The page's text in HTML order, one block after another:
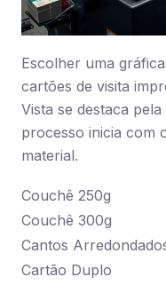
Escolher uma
cartões de visita
Vista se destaca
processo inicia com
material.
Couchê 250g
Couchê 300g
Cantos
Cartão Duplo